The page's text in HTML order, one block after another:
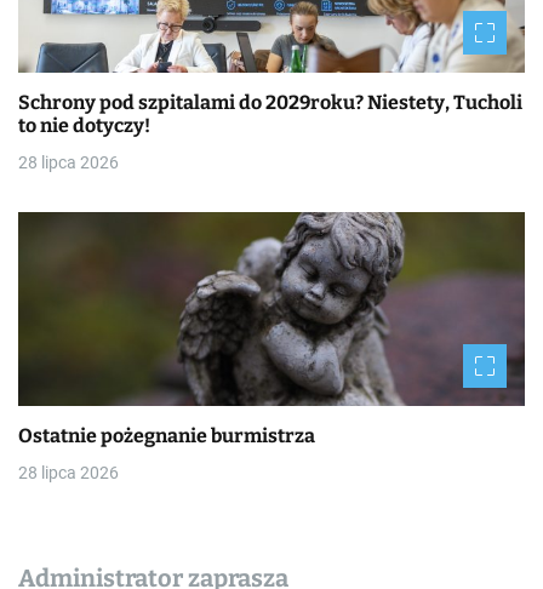
Schrony pod szpitalami do 2029roku? Niestety, Tucholi
to nie dotyczy!
28 lipca 2026
Ostatnie pożegnanie burmistrza
28 lipca 2026
Administrator zaprasza